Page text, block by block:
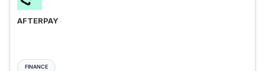
AFTERPAY
FINANCE